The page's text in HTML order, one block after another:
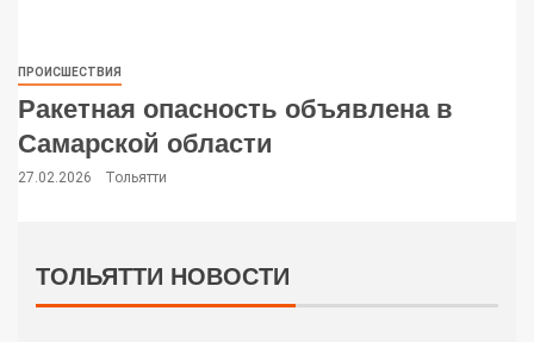
ПРОИСШЕСТВИЯ
Ракетная опасность объявлена в
Самарской области
27.02.2026 Тольятти
ТОЛЬЯТТИ НОВОСТИ